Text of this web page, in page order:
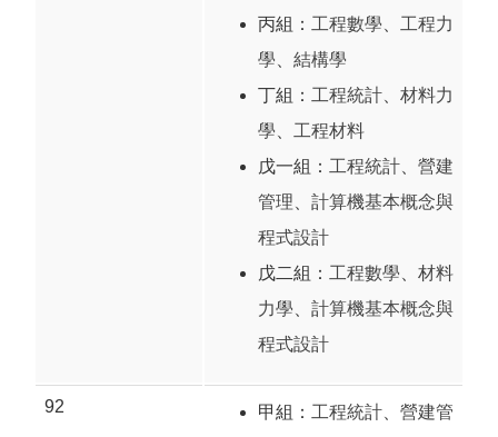
丙組： 工程數學
工程力
學
結構學
丁組： 工程統計
材料力
學
工程材料
戊一組： 工程統計
營建
管理
計算機基本概念與
程式設計
戊二組： 工程數學
材料
力學
計算機基本概念與
程式設計
92 甲組： 工程統計
營建管